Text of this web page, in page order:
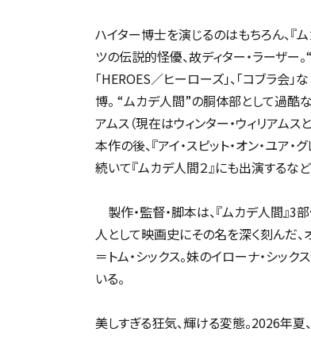
ハイター博士を演じるのはもちろん、『
ツの伝説的怪優、故ディター・ラーザー
「HEROES／ヒーローズ」、「コブラ会
博。 “ムカデ人間”の胴体部として過酷
アムス（現在はウィンター・ウィリアムス
本作の後、『アイ・スピット・オン・ユ
続いて『ムカデ人間２』にも出演するなど
製作・監督・脚本は、『ムカデ人間』
人として映画史にその名を深く刻んだ
＝トム・シックス。妹のイローナ・シッ
いる。
美しすぎる狂気、輝ける変態。2026年